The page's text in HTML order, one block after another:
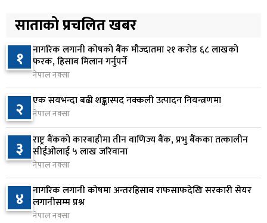
५
ठक्कर दिँदा किशोरको मृत्यु
२३ घण्टा अघि
६
प्रतिनिधिसभा बैठक बस्दै , पाँच विधेयक र प्रतिवेदन
प्रस्तुत हुने
१ दिन अघि
७
आज बस्ने भनिएको राष्ट्रिय सभाको बैठक बुधबारका लागि
सर्‍यो
१ दिन अघि
८
वीरगञ्जमा ट्यांकरको सिल खोलेर तेल निकाल्ने सात जना
रंगेहात पक्राउ
१ दिन अघि
साताको प्रचलित खबर
१ नागरिक लगानी कोषको बैंक मौज्दातमा २१ करोड ६८ लाखको
फरक, हिसाब मिलान गर्नुपर्ने
नेपाल नक्सा
२ एक सयभन्दा बढी शङ्कास्पद नक्कली उत्पादन नियन्त्रणमा
नेपाल नक्सा
३ राष्ट्र बैंकको कारबाहीमा तीन वाणिज्य बैंक, प्रभु बैंकका तत्कालीन
सीईओलाई ५ लाख जरिवाना
नेपाल नक्सा
४ नागरिक लगानी कोषमा अन्तरहिसाब राफसाफदेखि सरकारी सेयर
लगानीसम्म प्रश्न
नेपाल नक्सा